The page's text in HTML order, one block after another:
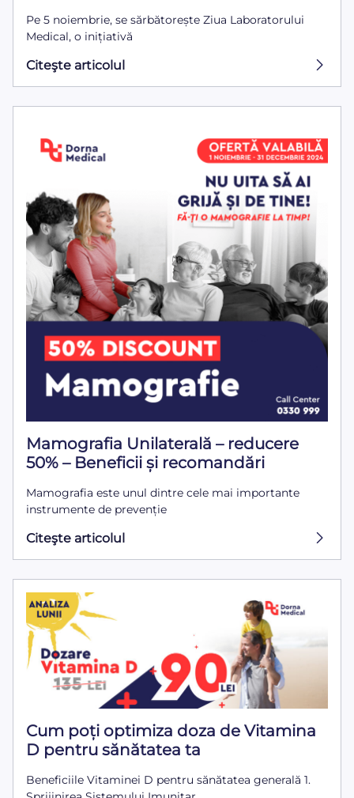
Pe 5 noiembrie, se sărbătorește Ziua Laboratorului
Medical, o inițiativă
Citeşte articolul
Mamografia Unilaterală – reducere
50% – Beneficii și recomandări
Mamografia este unul dintre cele mai importante
instrumente de prevenție
Citeşte articolul
Cum poți optimiza doza de Vitamina
D pentru sănătatea ta
Beneficiile Vitaminei D pentru sănătatea generală 1.